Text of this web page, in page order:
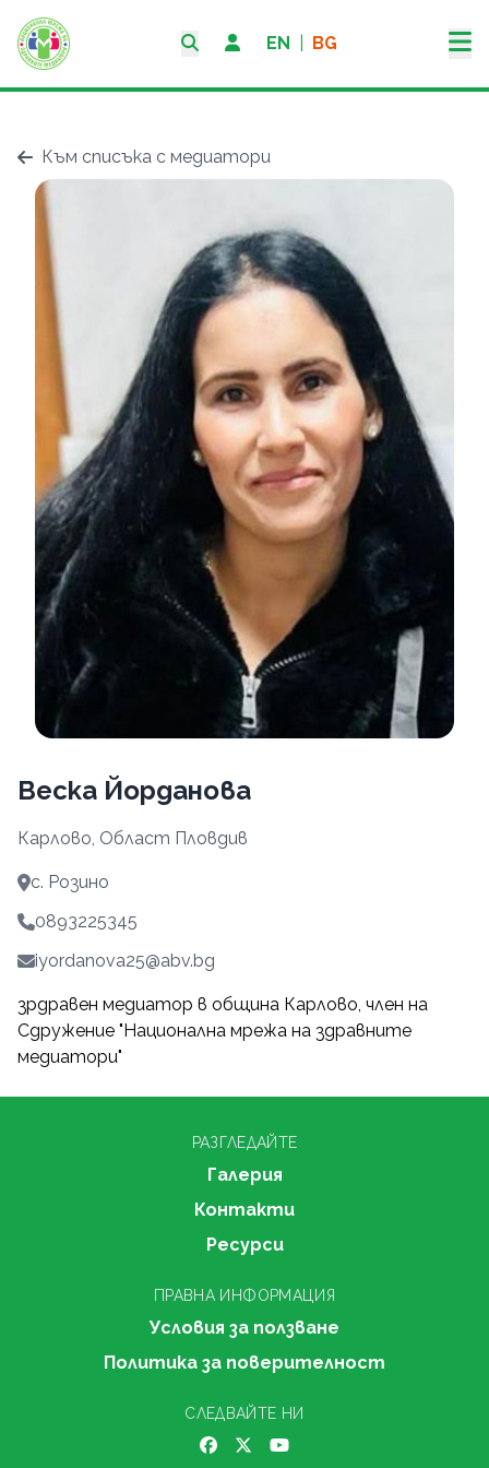
EN BG
Към списъка с медиатори
Веска Йорданова
Карлово, Област Пловдив
с. Розино
0893225345
iyordanova25@abv.bg
зpдравен медиатор в община Карлово, член на
Сдружение "Национална мрежа на здравните
медиатори"
РАЗГЛЕДАЙТЕ
Галерия
Контакти
Ресурси
ПРАВНА ИНФОРМАЦИЯ
Условия за ползване
Политика за поверителност
СЛЕДВАЙТЕ НИ